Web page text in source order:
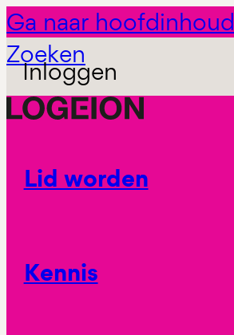
Ga naar hoofdinhoud
Zoeken
Inloggen
Lid worden
Kennis